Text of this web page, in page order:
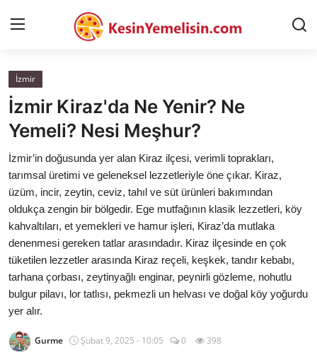
AnaSayfa
Gizlilik Sözleşmesi
Rüya Tabirleri
Diyet & Sağlıklı Beslenme
İletişim
Şehirler
Helal Gıda & Dini Hükümler
Gıda Güvenliği & Bilimi
Kalori & Diyet Rehberi
İzmir
İzmir Kiraz'da Ne Yenir? Ne
Yemeli? Nesi Meşhur?
İzmir’in doğusunda yer alan Kiraz ilçesi, verimli toprakları,
tarımsal üretimi ve geleneksel lezzetleriyle öne çıkar. Kiraz,
üzüm, incir, zeytin, ceviz, tahıl ve süt ürünleri bakımından
oldukça zengin bir bölgedir. Ege mutfağının klasik lezzetleri, köy
kahvaltıları, et yemekleri ve hamur işleri, Kiraz’da mutlaka
denenmesi gereken tatlar arasındadır. Kiraz ilçesinde en çok
tüketilen lezzetler arasında Kiraz reçeli, keşkek, tandır kebabı,
tarhana çorbası, zeytinyağlı enginar, peynirli gözleme, nohutlu
bulgur pilavı, lor tatlısı, pekmezli un helvası ve doğal köy yoğurdu
yer alır.
Gurme Şubat 9, 2025 - 10:05 0 398